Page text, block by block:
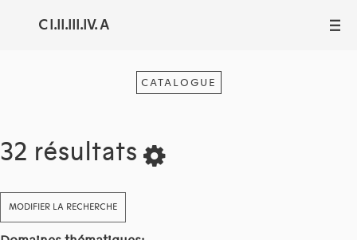
C I.II.III.IV. A III
CATALOGUE
32 résultats
MODIFIER LA RECHERCHE